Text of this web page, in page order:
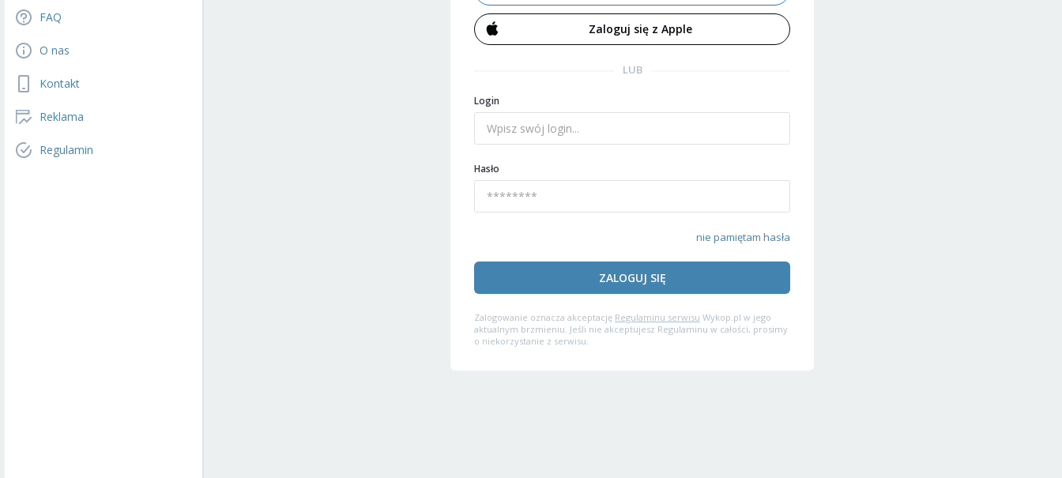
FAQ
O nas
Kontakt
Reklama
Regulamin
Zaloguj się z Apple
LUB
Login
Hasło
nie pamiętam hasła
ZALOGUJ SIĘ
Zalogowanie oznacza akceptację Regulaminu serwisu Wykop.pl w jego
aktualnym brzmieniu. Jeśli nie akceptujesz Regulaminu w całości, prosimy
o niekorzystanie z serwisu.